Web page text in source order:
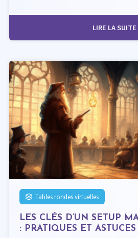
LIRE LA SUITE
Tables rondes virtuelles
LES CLÉS D’UN SETUP
: PRATIQUES ET ASTUCES